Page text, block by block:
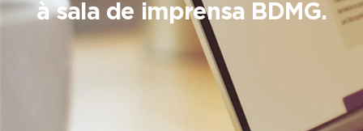
à sala de imprensa BDMG.